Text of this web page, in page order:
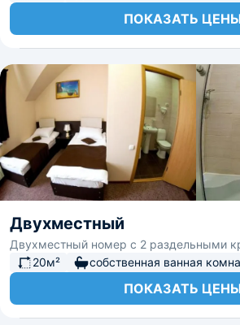
ПОКАЗАТЬ
Двухместный
Двухместный номер с 2 раздельными
20м²
собственная ванная
ПОКАЗАТЬ